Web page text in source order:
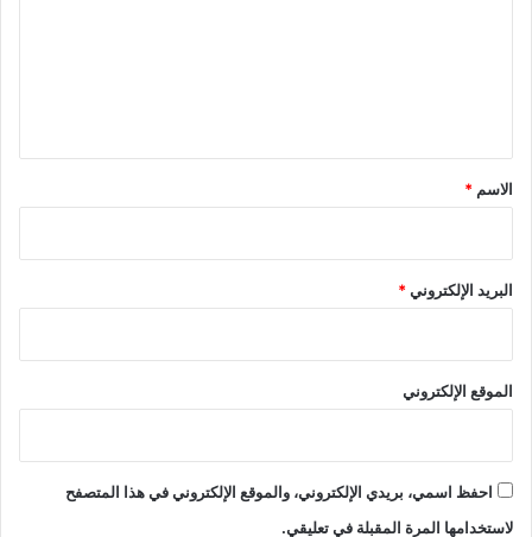
*
الاسم *
البريد الإلكتروني*
الموقع الإلكتروني
احفظ اسمي، بريدي الإلكتروني، والموقع الإلكتروني في هذا المتصفح
لاستخدامها المرة المقبلة في تعليقي.